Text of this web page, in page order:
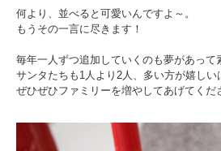
何より、並べると可愛いんですよ～。
もうその一言に尽きます！
毎年一人ずつ追加していくのも夢があって
サンタたちも1人より2人、多い方が嬉しい
ぜひぜひファミリーを増やしてあげてくだ